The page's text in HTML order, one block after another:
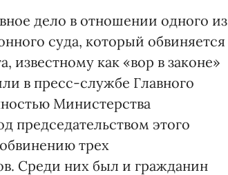
дело в отношении одного из
суда, который обвиняется
известному как «вор в законе»
в пресс-службе Главного
Министерства
председательством этого
трех
Среди них был и гражданин